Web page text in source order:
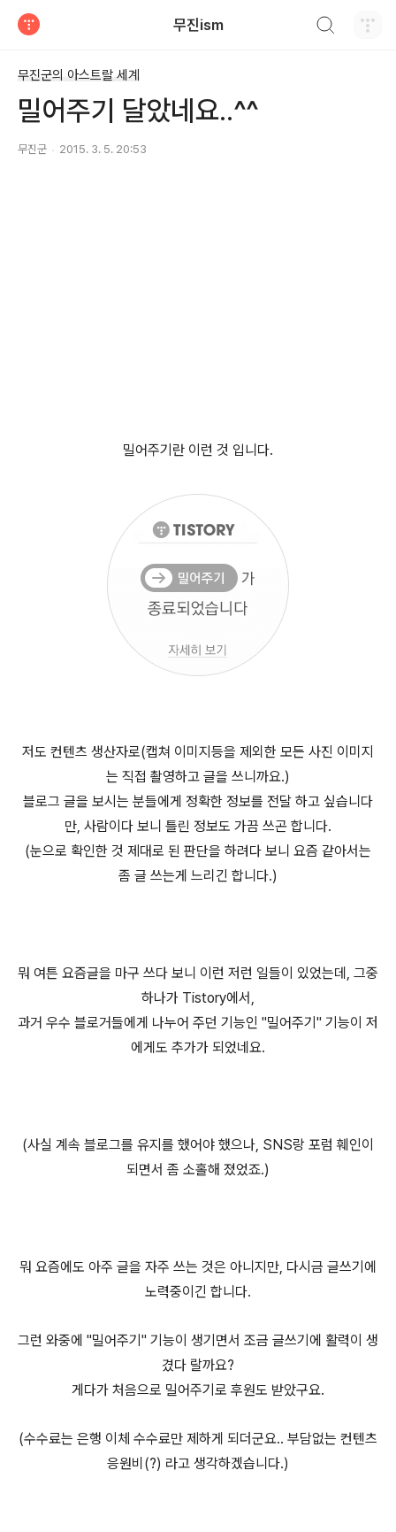
무진ism
무진군의 아스트랄 세계
밀어주기 달았네요..^^
무진군 2015. 3. 5. 20:53
밀어주기란 이런 것 입니다.
저도 컨텐츠 생산자로(캡쳐 이미지등을 제외한 모든 사진 이미지
는 직접 촬영하고 글을 쓰니까요.)
블로그 글을 보시는 분들에게 정확한 정보를 전달 하고 싶습니다
만, 사람이다 보니 틀린 정보도 가끔 쓰곤 합니다.
(눈으로 확인한 것 제대로 된 판단을 하려다 보니 요즘 같아서는
좀 글 쓰는게 느리긴 합니다.)
뭐 여튼 요즘글을 마구 쓰다 보니 이런 저런 일들이 있었는데, 그중
하나가 Tistory에서,
과거 우수 블로거들에게 나누어 주던 기능인 "밀어주기" 기능이 저
에게도 추가가 되었네요.
(사실 계속 블로그를 유지를 했어야 했으나, SNS랑 포럼 훼인이
되면서 좀 소홀해 졌었죠.)
뭐 요즘에도 아주 글을 자주 쓰는 것은 아니지만, 다시금 글쓰기에
노력중이긴 합니다.
그런 와중에 "밀어주기" 기능이 생기면서 조금 글쓰기에 활력이 생
겼다 랄까요?
게다가 처음으로 밀어주기로 후원도 받았구요.
(수수료는 은행 이체 수수료만 제하게 되더군요.. 부담없는 컨텐츠
응원비(?) 라고 생각하겠습니다.)